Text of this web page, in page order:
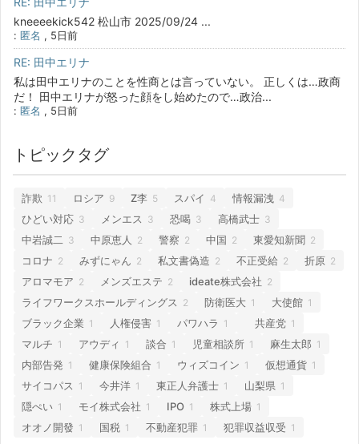
kneeeekick542 松山市 2025/09/24 ...
: 匿名 , 5日前
RE: 田中エリナ
私は田中エリナのことを性商とは言っていない。 正しくは…政商
だ！ 田中エリナが怒った顔をし始めたので…政治...
: 匿名 , 5日前
トピックタグ
詐欺 11 ロシア 9 Z李 5 スパイ 4 情報漏洩 4
ひどい対応 3 メンエス 3 恐喝 3 高橋武士 3
中岩誠二 3 中原恵人 2 警察 2 中国 2 東愛知新聞 2
コロナ 2 みずにゃん 2 私文書偽造 2 不正受給 2 折原 2
アロマモア 2 メンズエステ 2 ideate株式会社 2
ライフワークスホールディングス 2 防衛医大 1 大使館 1
ブラック企業 1 人権侵害 1 パワハラ 1 共産党 1
マルチ 1 アウディ 1 談合 1 児童相談所 1 麻生太郎 1
内部告発 1 健康保険組合 1 ウィズコイン 1 仮想通貨 1
サイコパス 1 今井洋 1 東正人弁護士 1 山梨県 1
隠ぺい 1 モイ株式会社 1 IPO 1 株式上場 1
オオノ開發 1 国税 1 不動産犯罪 1 犯罪収益収受 1